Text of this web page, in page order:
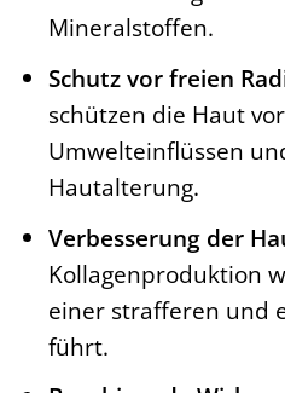
Mineralstoffen.
Schutz vor freien
schützen die Haut
Umwelteinflüssen
Hautalterung.
Verbesserung der
Kollagenproduktion
einer strafferen und
führt.